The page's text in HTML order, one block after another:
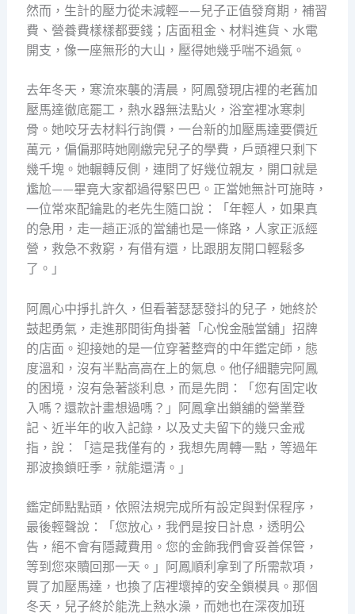
然而，生計的壓力從未減輕——兒子正值發育期，補習
費、營養費樣樣都要錢；店面租金、材料進貨、水電
開支，像一座無形的大山，壓得她幾乎喘不過氣。
去年冬天，寒流來襲的清晨，阿鳳發現店裡的老舊加
壓馬達徹底罷工，熱水器無法點火，浴室裡冰寒刺
骨。她咬牙去材料行詢價，一台新的加壓馬達要價近
萬元，偏偏那時她剛繳完兒子的學費，戶頭裡只剩下
幾千塊。她輾轉反側，連問了好幾位親友，開口就是
尷尬——畢竟大家都過得緊巴巴。正當她無計可施時，
一位常來配鑰匙的老先生隨口說：「年輕人，如果真
的急用，走一趟正派的當舖也是一條路，人家正派經
營，救急不救窮，有借有還，比跟朋友開口輕鬆多
了。」
阿鳳心中掙扎許久，但看著瑟瑟發抖的兒子，她終於
鼓起勇氣，走進那間街角掛著「心悅金融當舖」招牌
的店面。迎接她的是一位穿著整齊的中年鑑定師，態
度溫和，沒有半點高高在上的氣息。他仔細聽完阿鳳
的困境，沒有急著談利息，而是先問：「您有固定收
入嗎？還款計畫想過嗎？」阿鳳拿出鎖舖的營業登
記、近半年的收入記錄，以及丈夫留下的幾只金戒
指，說：「這是我僅有的，我想先周轉一點，等過年
那波換鎖旺季，就能還清。」
鑑定師點點頭，依照法規完成所有設定與對保程序，
最後輕聲說：「您放心，我們是按日計息，透明公
告，絕不會有隱藏費用。您的金飾我們會妥善保管，
等到您來贖回那一天。」阿鳳順利拿到了所需款項，
買了加壓馬達，也換了店裡壞掉的安全鎖模具。那個
冬天，兒子終於能洗上熱水澡，而她也在深夜加班